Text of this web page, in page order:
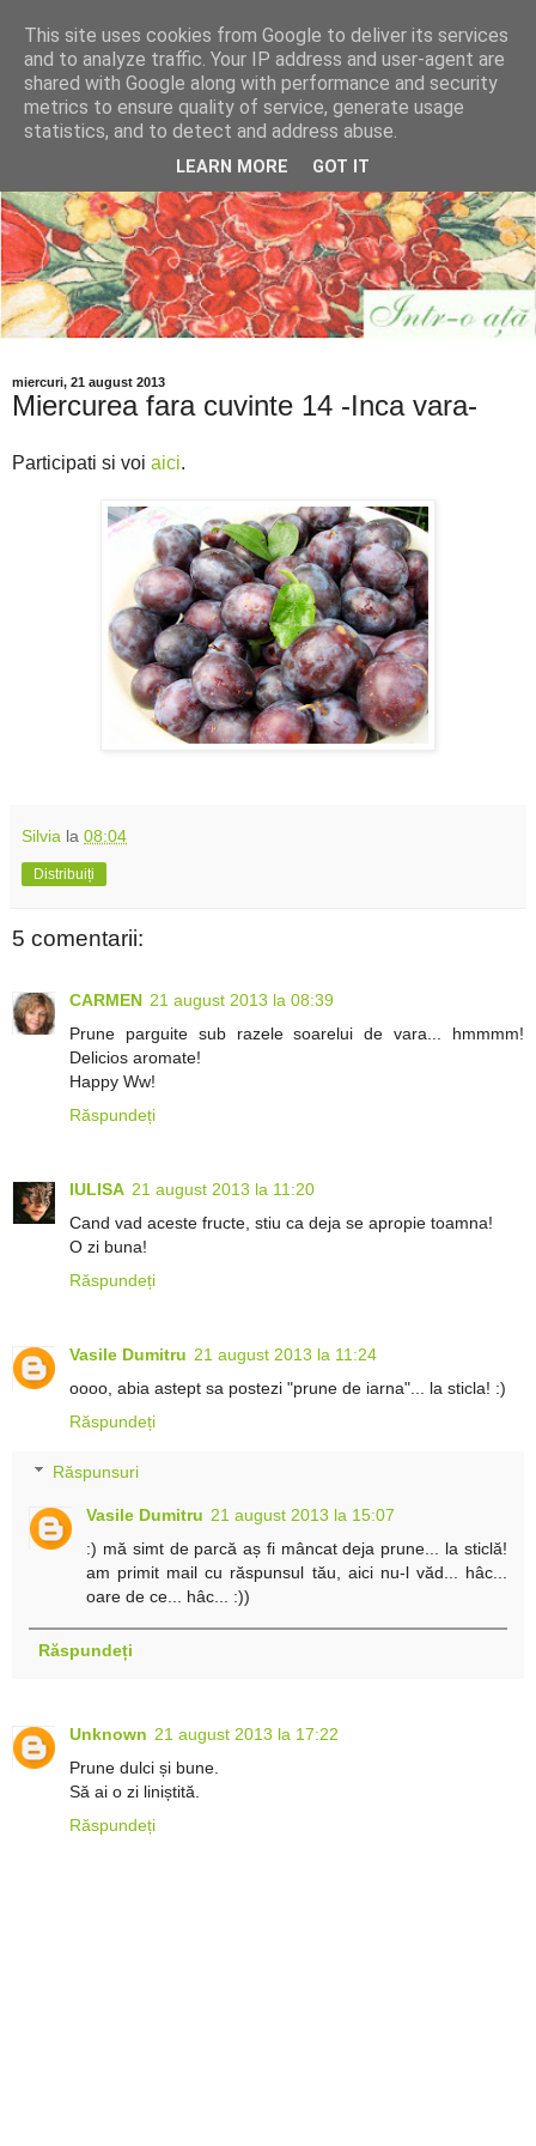
miercuri, 21 august 2013
Miercurea fara cuvinte 14 -Inca vara-
Participati si voi aici.
Silvia la 08:04
Distribuiți
5 comentarii:
CARMEN 21 august 2013 la 08:39
Prune parguite sub razele soarelui de vara... hmmmm!
Delicios aromate!
Happy Ww!
Răspundeți
IULISA 21 august 2013 la 11:20
Cand vad aceste fructe, stiu ca deja se apropie toamna!
O zi buna!
Răspundeți
Vasile Dumitru 21 august 2013 la 11:24
oooo, abia astept sa postezi "prune de iarna"... la sticla! :)
Răspundeți
Răspunsuri
Vasile Dumitru 21 august 2013 la 15:07
:) mă simt de parcă aș fi mâncat deja prune... la sticlă!
am primit mail cu răspunsul tău, aici nu-l văd... hâc...
oare de ce... hâc... :))
Răspundeți
Unknown 21 august 2013 la 17:22
Prune dulci și bune.
Să ai o zi liniștită.
Răspundeți
This site uses cookies from Google to deliver its services
and to analyze traffic. Your IP address and user-agent are
shared with Google along with performance and security
metrics to ensure quality of service, generate usage
statistics, and to detect and address abuse.
LEARN MORE GOT IT